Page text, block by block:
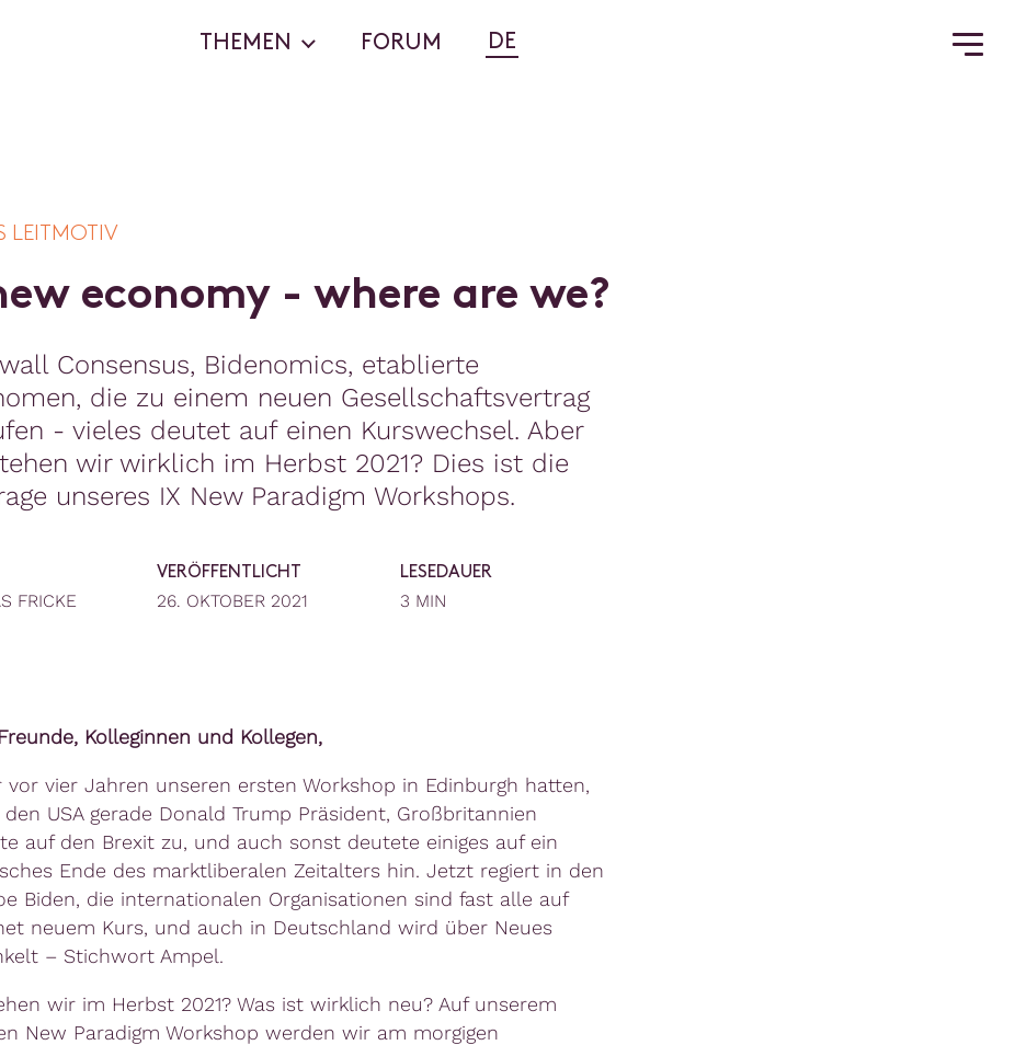
THEMEN FORUM DE
LEITMOTIV
ew economy - where are we?
Consensus, Bidenomics, etablierte
die zu einem neuen Gesellschaftsvertrag
- vieles deutet auf einen Kurswechsel. Aber
wir wirklich im Herbst 2021? Dies ist die
unseres IX New Paradigm Workshops.
FRICKE
VERÖFFENTLICHT
26. OKTOBER 2021
LESEDAUER
3 MIN
Kolleginnen und Kollegen,
vor vier Jahren unseren ersten Workshop in Edinburgh hatten,
USA gerade Donald Trump Präsident, Großbritannien
auf den Brexit zu, und auch sonst deutete einiges auf ein
Ende des marktliberalen Zeitalters hin. Jetzt regiert in den
Biden, die internationalen Organisationen sind fast alle auf
neuem Kurs, und auch in Deutschland wird über Neues
– Stichwort Ampel.
wir im Herbst 2021? Was ist wirklich neu? Auf unserem
New Paradigm Workshop werden wir am morgigen